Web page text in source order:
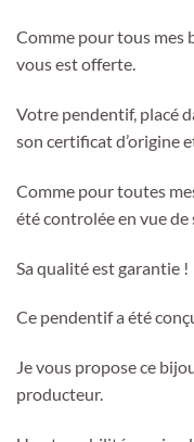
Comme pour tous mes
vous est offerte.
Votre pendentif, placé
son certificat d’origine
Comme pour toutes
été controlée en vue
Sa qualité est garantie !
Ce pendentif a été
Je vous propose ce
producteur.